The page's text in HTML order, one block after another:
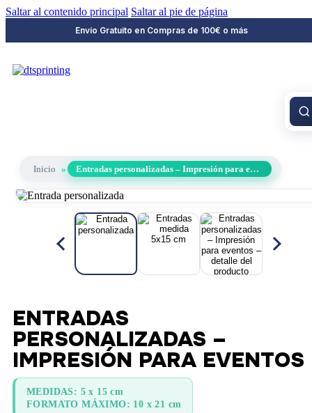
Saltar al contenido principal Saltar al pie de página
Envío Gratuito en Compras de 100€ o más
Inicio » Entradas personalizadas – Impresión para eventos
ENTRADAS
PERSONALIZADAS –
IMPRESIÓN PARA EVENTOS
MEDIDAS: 5 x 15 cm
FORMATO MÁXIMO: 10 x 21 cm